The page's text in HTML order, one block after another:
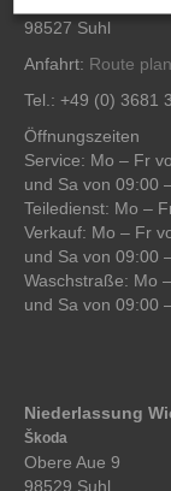
98527 Suhl
Anfahrt: Route
Tel.: +49 (0) 3681
Öffnungszeiten
Service: Mo – Fr
und Sa von 09:00
Teiledienst: Mo –
Verkauf: Mo – Fr
und Sa von 09:00
Waschstraße: Mo
und Sa von 09:00
Niederlassung
Škoda
Obere Aue 9
98529 Suhl